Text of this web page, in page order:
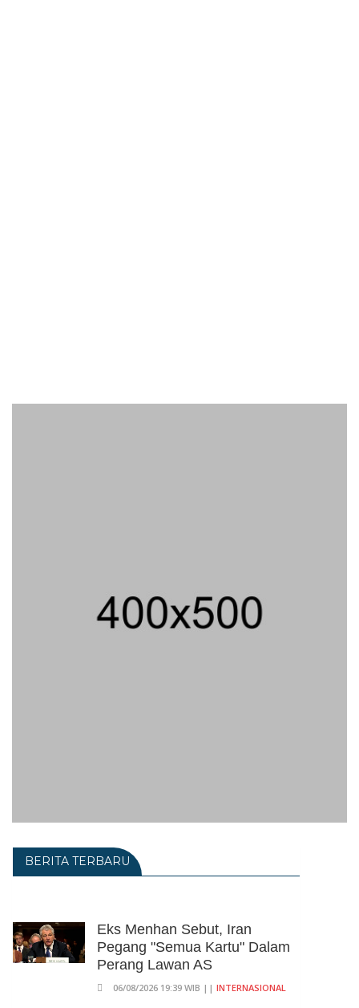
BERITA TERBARU
Eks Menhan Sebut, Iran
Pegang "Semua Kartu" Dalam
Perang Lawan AS
06/08/2026 19:39 WIB || INTERNASIONAL